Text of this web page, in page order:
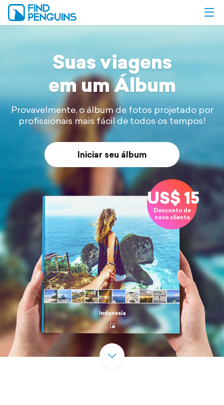
Suas viagens
em um Álbum
Provavelmente, o álbum de fotos projetado por
profissionais mais fácil detodos os tempos!
Iniciar seu álbum
US$ 15
Desconto de
novo cliente